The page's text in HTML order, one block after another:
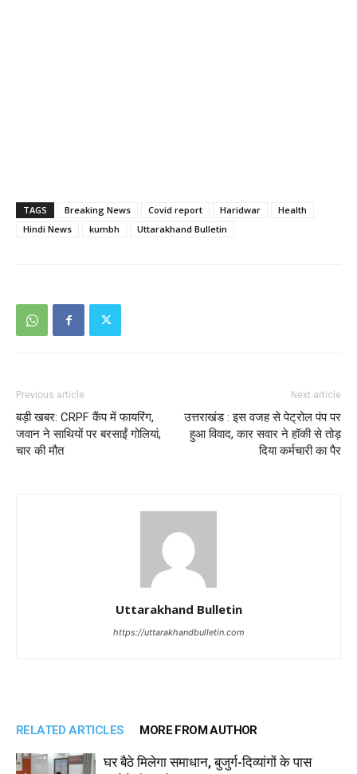
TAGS Breaking News Covid report Haridwar
Health
Hindi News
kumbh Uttarakhand Bulletin
Previous article
बड़ी खबर: CRPF कैंप में फायरिंग,
जवान ने साथियों पर बरसाईं गोलियां,
चार की मौत
Next article
उत्तराखंड : इस वजह से पेट्रोल पंप पर
हुआ विवाद, कार सवार ने हॉकी से तोड़
दिया कर्मचारी का पैर
Uttarakhand Bulletin
https://uttarakhandbulletin.com
RELATED ARTICLES MORE FROM AUTHOR
घर बैठे मिलेगा समाधान, बुजुर्ग-दिव्यांगों के पास